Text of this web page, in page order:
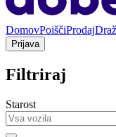
DomovPoiščiProdaj
Prijava
Filtriraj
Starost